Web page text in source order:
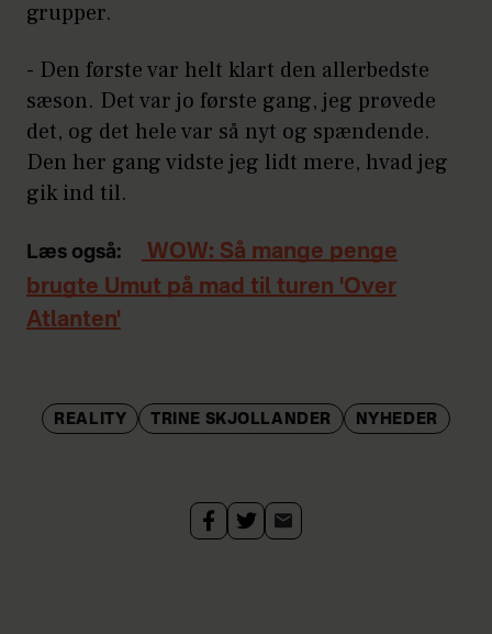
grupper.
- Den første var helt klart den allerbedste
sæson. Det var jo første gang, jeg prøvede
det, og det hele var så nyt og spændende.
Den her gang vidste jeg lidt mere, hvad jeg
gik ind til.
Læs også:
WOW: Så mange penge
brugte Umut på mad til turen 'Over
Atlanten'
REALITY TRINE SKJOLLANDER NYHEDER